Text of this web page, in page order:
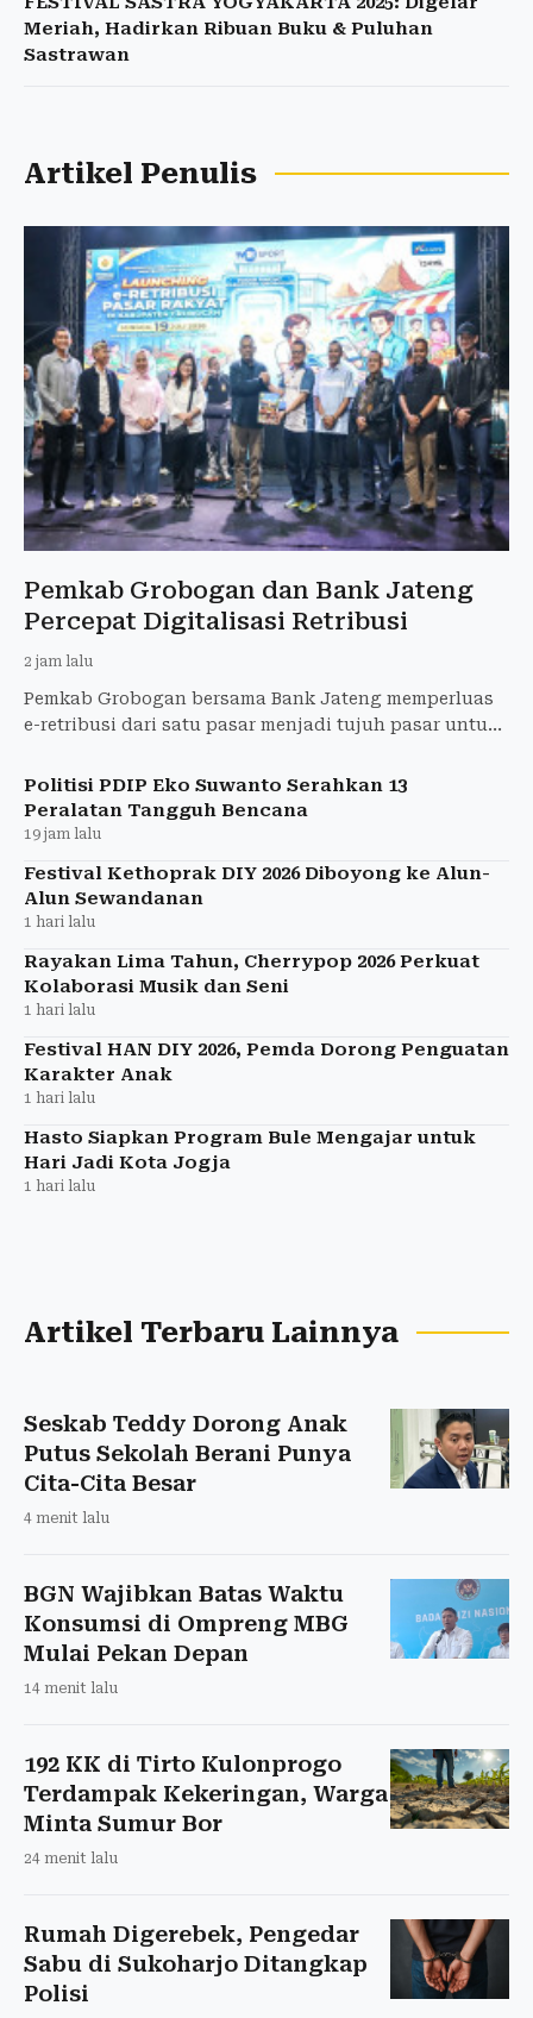
Meriah, Hadirkan Ribuan Buku & Puluhan
Sastrawan
Artikel Penulis
Pemkab Grobogan dan Bank Jateng
Percepat Digitalisasi Retribusi
2 jam lalu
Pemkab Grobogan bersama Bank Jateng memperluas
e-retribusi dari satu pasar menjadi tujuh pasar untuk
Politisi PDIP Eko Suwanto Serahkan 13
Peralatan Tangguh Bencana
19 jam lalu
Festival Kethoprak DIY 2026 Diboyong ke Alun-
Alun Sewandanan
1 hari lalu
Rayakan Lima Tahun, Cherrypop 2026 Perkuat
Kolaborasi Musik dan Seni
1 hari lalu
Festival HAN DIY 2026, Pemda Dorong Penguatan
Karakter Anak
1 hari lalu
Hasto Siapkan Program Bule Mengajar untuk
Hari Jadi Kota Jogja
1 hari lalu
Artikel Terbaru Lainnya
Seskab Teddy Dorong Anak
Putus Sekolah Berani Punya
Cita-Cita Besar
4 menit lalu
BGN Wajibkan Batas Waktu
Konsumsi di Ompreng MBG
Mulai Pekan Depan
14 menit lalu
192 KK di Tirto Kulonprogo
Terdampak Kekeringan, Warga
Minta Sumur Bor
24 menit lalu
Rumah Digerebek, Pengedar
Sabu di Sukoharjo Ditangkap
Polisi